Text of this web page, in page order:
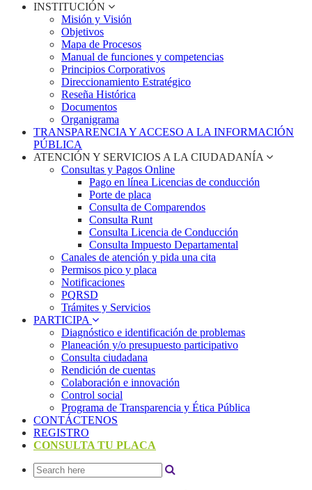
INSTITUCIÓN
Misión y Visión
Objetivos
Mapa de Procesos
Manual de funciones y competencias
Principios Corporativos
Direccionamiento Estratégico
Reseña Histórica
Documentos
Organigrama
TRANSPARENCIA Y ACCESO A LA INFORMACIÓN
PÚBLICA
ATENCIÓN Y SERVICIOS A LA CIUDADANÍA
Consultas y Pagos Online
Pago en línea Licencias de conducción
Porte de placa
Consulta de Comparendos
Consulta Runt
Consulta Licencia de Conducción
Consulta Impuesto Departamental
Canales de atención y pida una cita
Permisos pico y placa
Notificaciones
PQRSD
Trámites y Servicios
PARTICIPA
Diagnóstico e identificación de problemas
Planeación y/o presupuesto participativo​
Consulta ciudadana
Rendición de cuentas
Colaboración e innovación
Control social
Programa de Transparencia y Ética Pública
CONTÁCTENOS
REGISTRO
CONSULTA TU PLACA